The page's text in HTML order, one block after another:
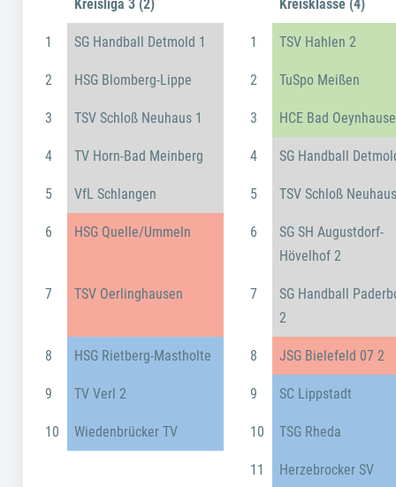
Kreisliga 3 (2) Kreisklasse (4)
1 SG Handball Detmold 1 1 TSV Hahlen 2
2 HSG Blomberg-Lippe 2 TuSpo Meißen
3 TSV Schloß Neuhaus 1 3 HCE Bad
4 TV Horn-Bad Meinberg 4 SG Handball
5 VfL Schlangen 5 TSV Schloß
6 HSG Quelle/Ummeln 6
SG SH Augustdorf-
Hövelhof 2
7 TSV Oerlinghausen 7
SG Handball
2
8 HSG Rietberg-Mastholte 8 JSG Bielefeld 07 2
9 TV Verl 2 9 SC Lippstadt
10 Wiedenbrücker TV 10 TSG Rheda
11 Herzebrocker SV